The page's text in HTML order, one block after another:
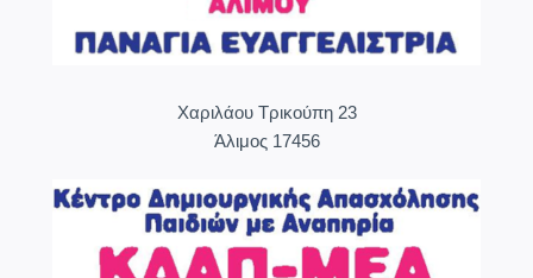
Χαριλάου Τρικούπη 23
Άλιμος 17456